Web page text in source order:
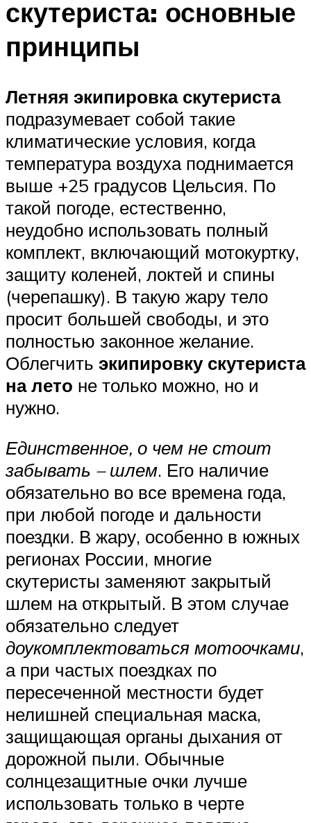
скутериста: основные
принципы
Летняя экипировка скутериста
подразумевает собой такие
климатические условия, когда
температура воздуха поднимается
выше +25 градусов Цельсия. По
такой погоде, естественно,
неудобно использовать полный
комплект, включающий мотокуртку,
защиту коленей, локтей и спины
(черепашку). В такую жару тело
просит большей свободы, и это
полностью законное желание.
Облегчить экипировку скутериста
на лето не только можно, но и
нужно.
Единственное, о чем не стоит
забывать – шлем. Его наличие
обязательно во все времена года,
при любой погоде и дальности
поездки. В жару, особенно в южных
регионах России, многие
скутеристы заменяют закрытый
шлем на открытый. В этом случае
обязательно следует
доукомплектоваться мотоочками,
а при частых поездках по
пересеченной местности будет
нелишней специальная маска,
защищающая органы дыхания от
дорожной пыли. Обычные
солнцезащитные очки лучше
использовать только в черте